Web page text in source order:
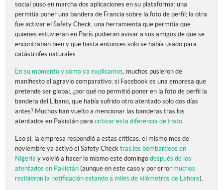
social puso en marcha dos aplicaciones en su plataforma: una
permitía poner una bandera de Francia sobre la foto de perfil; la otra
fue activar el Safety Check, una herramienta que permitía que
quienes estuvieran en París pudieran avisar a sus amigos de que se
encontraban bien y que hasta entonces solo se había usado para
catástrofes naturales.
En su momento y como ya explicamos, muchos pusieron de
manifiesto el agravio comparativo: si Facebook es una empresa que
pretende ser global, ¿por qué no permitió poner en la foto de perfil la
bandera del Líbano, que había sufrido otro atentado solo dos días
antes? Muchos han vuelto a mencionar las banderas tras los
atentados en Pakistán para criticar esta diferencia de trato.
Eso sí, la empresa respondió a estas críticas: el mismo mes de
noviembre ya activó el Safety Check tras los bombardeos en
Nigeria y volvió a hacer lo mismo este domingo después de los
atentados en Pakistán (aunque en este caso y por error muchos
recibieron la notificación estando a miles de kilómetros de Lahore).